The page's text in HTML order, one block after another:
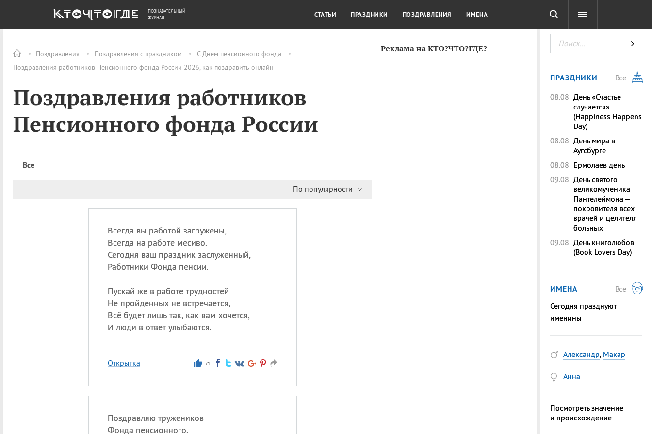
Поздравления Поздравления с праздником
С Днем пенсионного фонда
Поздравления работников Пенсионного фонда России 2026, как поздравить онлайн
Поздравления работников
Пенсионного фонда России
Все
По популярности
Всегда вы работой загружены,
Всегда на работе месиво.
Сегодня ваш праздник заслуженный,
Работники Фонда пенсии.
Пускай же в работе трудностей
Не пройденных не встречается,
Всё будет лишь так, как вам хочется,
И люди в ответ улыбаются.
Открытка 71
Поздравляю тружеников
Фонда пенсионного.
Реклама на КТО?ЧТО?ГДЕ?
ОБЩЕСТВО ДЕНЬГИ КУЛЬТУРА КРАСОТА ТЕСТЫ
ПОЗНАВАТЕЛЬНЫЙ
ЖУРНАЛ
СТАТЬИ ПРАЗДНИКИ ПОЗДРАВЛЕНИЯ ИМЕНА
ПРАЗДНИКИ
Все
08.08 День «Счастье
случается»
(Happiness Happens
Day)
08.08 День мира в
Аугсбурге
08.08 Ермолаев день
09.08 День святого
великомученика
Пантелеймона –
покровителя всех
врачей и целителя
больных
09.08 День книголюбов
(Book Lovers Day)
ИМЕНА
Все
Сегодня празднуют
именины
Александр, Макар
Анна
Посмотреть значение
и происхождение